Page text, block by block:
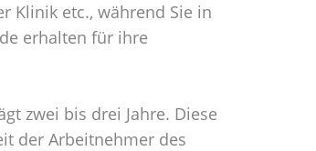
Klinik etc., während Sie in
erhalten für ihre
zwei bis drei Jahre. Diese
der Arbeitnehmer des